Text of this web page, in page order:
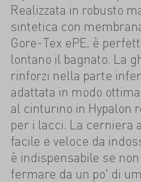
Realizzata in robusto
sintetica con
Gore-Tex ePE, è
lontano il bagnato. La
rinforzi nella parte
adattata in modo
al cinturino in Hypalon
per i lacci. La cerniera
facile e veloce da
è indispensabile se
fermare da un po' di